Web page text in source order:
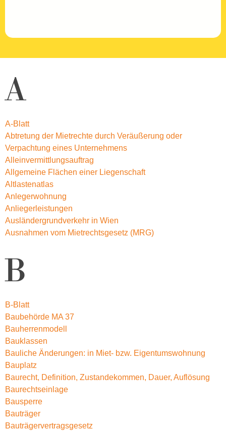
A
A-Blatt
Abtretung der Mietrechte durch Veräußerung oder
Verpachtung eines Unternehmens
Alleinvermittlungsauftrag
Allgemeine Flächen einer Liegenschaft
Altlastenatlas
Anlegerwohnung
Anliegerleistungen
Ausländergrundverkehr in Wien
Ausnahmen vom Mietrechtsgesetz (MRG)
B
B-Blatt
Baubehörde MA 37
Bauherrenmodell
Bauklassen
Bauliche Änderungen: in Miet- bzw. Eigentumswohnung
Bauplatz
Baurecht, Definition, Zustandekommen, Dauer, Auflösung
Baurechtseinlage
Bausperre
Bauträger
Bauträgervertragsgesetz